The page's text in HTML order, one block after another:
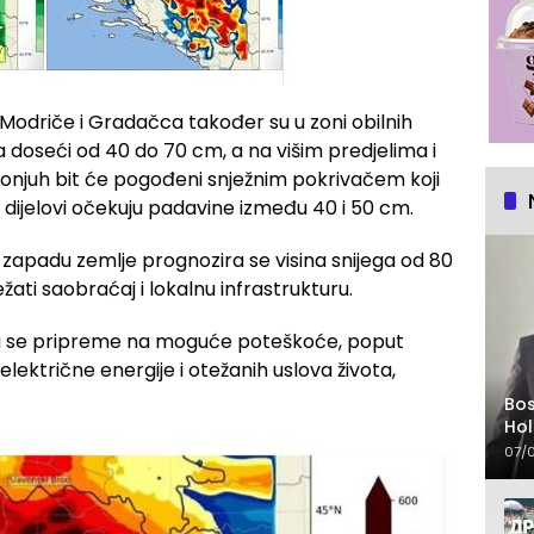
i Gradačca također su u zoni obilnih
doseći od 40 do 70 cm, a na višim predjelima i
bit će pogođeni snježnim pokrivačem koji
očekuju padavine između 40 i 50 cm.
zemlje prognozira se visina snijega od 80
saobraćaj i lokalnu infrastrukturu.
se pripreme na moguće poteškoće, poput
energije i otežanih uslova života,
na
07/